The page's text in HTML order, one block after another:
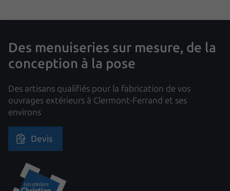
Des menuiseries sur mesure, de la
conception à la pose
Des artisans qualifiés pour la fabrication de vos
ouvrages extérieurs à Clermont-Ferrand et ses
environs
Devis